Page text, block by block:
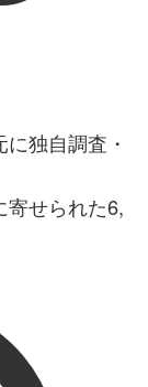
独自調査・
寄せられた6,